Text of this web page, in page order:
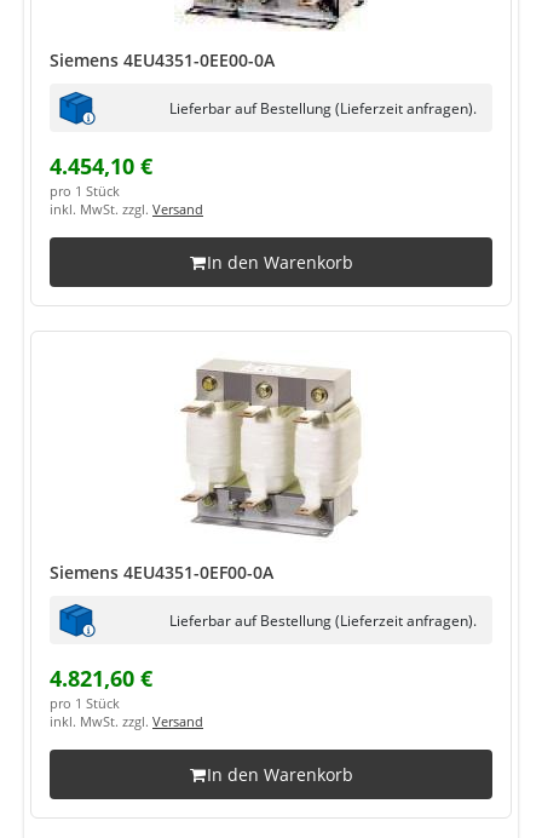
Siemens 4EU4351-0EE00-0A
Lieferbar auf Bestellung (Lieferzeit anfragen).
4.454,10 €
pro 1 Stück
inkl. MwSt. zzgl. Versand
In den Warenkorb
Siemens 4EU4351-0EF00-0A
Lieferbar auf Bestellung (Lieferzeit anfragen).
4.821,60 €
pro 1 Stück
inkl. MwSt. zzgl. Versand
In den Warenkorb